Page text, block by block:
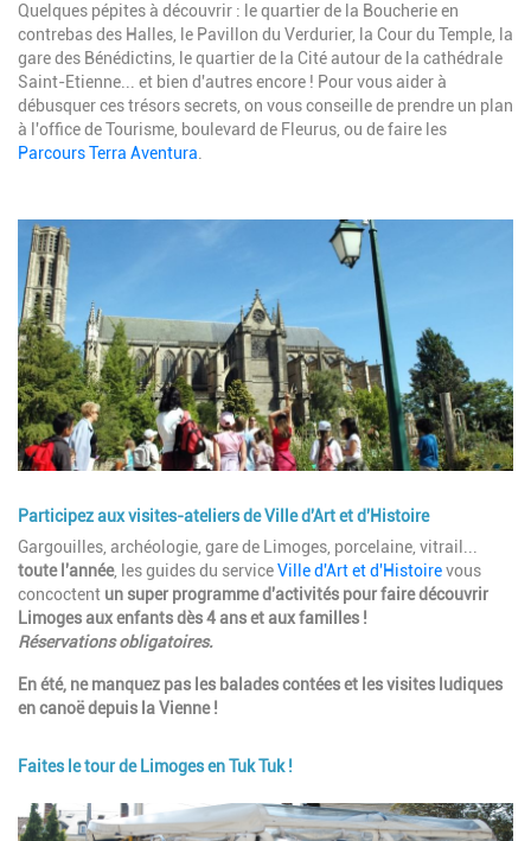
Quelques pépites à découvrir : le quartier de la Boucherie en
contrebas des Halles, le Pavillon du Verdurier, la Cour du Temple, la
gare des Bénédictins, le quartier de la Cité autour de la cathédrale
Saint-Etienne... et bien d'autres encore ! Pour vous aider à
débusquer ces trésors secrets, on vous conseille de prendre un plan
à l'office de Tourisme, boulevard de Fleurus, ou de faire les
Parcours Terra Aventura.
Image
Description
Participez aux visites-ateliers de Ville d'Art et d'Histoire
Gargouilles, archéologie, gare de Limoges, porcelaine, vitrail...
toute l'année, les guides du serviceVille d'Art et d'Histoirevous
concoctent un super programme d'activités pour faire découvrir
Limoges aux enfants dès 4 ans et aux familles !
Réservations obligatoires.
En été, ne manquez pas les balades contées et les visites ludiques
en canoë depuis la Vienne !
Faites le tour de Limoges en Tuk Tuk !
Image